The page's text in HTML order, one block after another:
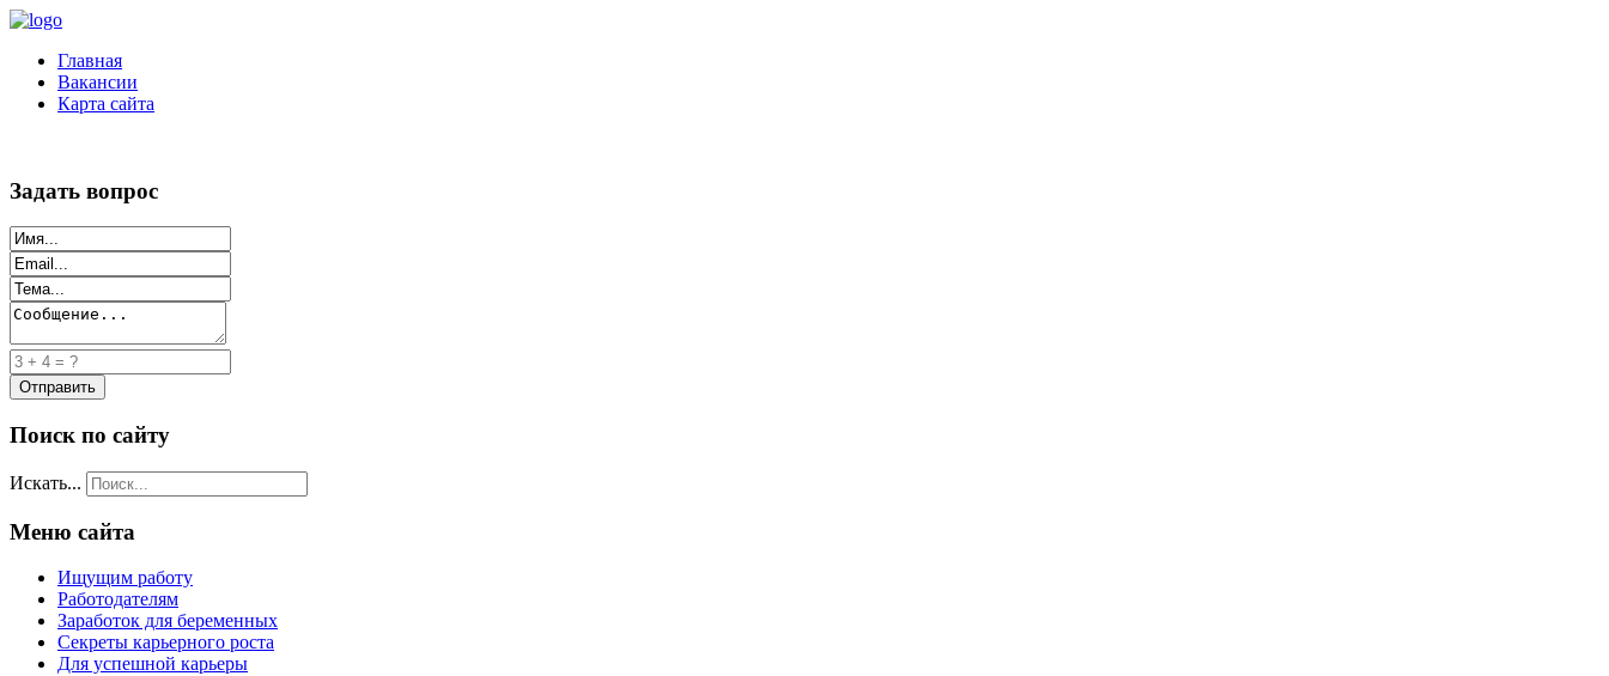
Главная
Вакансии
Карта сайта
Задать вопрос
Поиск по сайту
Искать...
Меню сайта
Ищущим работу
Работодателям
Заработок для беременных
Секреты карьерного роста
Для успешной карьеры